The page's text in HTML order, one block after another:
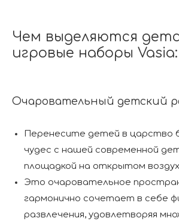
Чем выделяются
игровые наборы Vasia:
Очаровательный детский
Перенесите детей в царство
чудес с нашей современной
площадкой на открытом
Это очаровательное
гармонично сочетает в себе
развлечения, удовлетворяя